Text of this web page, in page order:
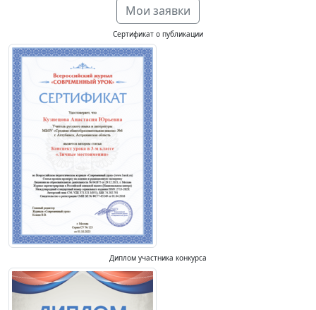
Мои заявки
Сертификат о публикации
Диплом участника конкурса